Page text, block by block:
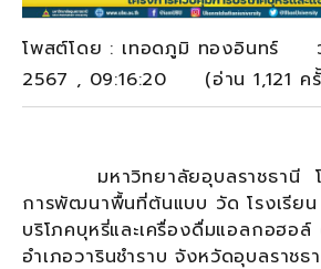
โพสต์โดย : เทอดภูมิ ทองอินทร์
2567 , 09:16:20 (อ่าน 1,121 ค
มหาวิทยาลัยอุบลราชธานี โด
การพัฒนาพื้นที่ต้นแบบ วัด โรงเรีย
บริโภคบุหรี่และเครื่องดื่มแอลกอฮอล์
อำเภอวารินชำราบ จังหวัดอุบลราชธ